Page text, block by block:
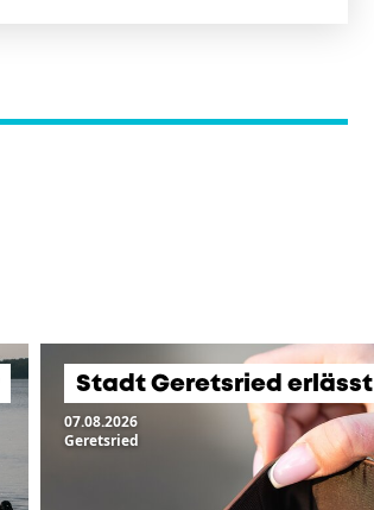
Stadt Geretsried
07.08.2026
Geretsried